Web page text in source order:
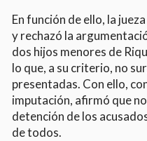
En función de ello, la
y rechazó la
dos hijos menores de
lo que, a su criterio, no
presentadas. Con ello,
imputación, afirmó que
detención de los
de todos.